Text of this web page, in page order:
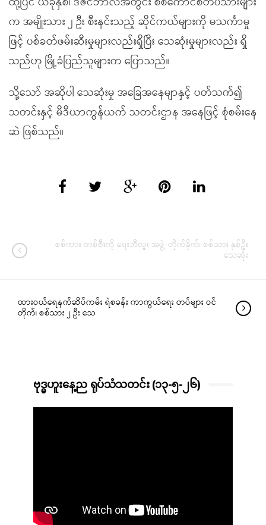
က အမျိုးသား ၂ ဦး စီးနင်းသည့် ဆိုင်ကယ်များကို မသင်္ကာမှု
ဖြင့် ပစ်ခတ်ဖမ်းဆီးမှုများလည်းရှိပြီး သေဆုံးမှုများလည်း ရှိ
သည်ဟု မြို့ခံပြည်သူများက ပြောသည်။
သို့သော် အဆိုပါ သေဆုံးမှု အခြေအနေမျာနှင့် ပတ်သက်၍
သတင်းနှင့် မီဒီယာကွန်ယက် သတင်းဌာန အနေဖြင့် စုံစမ်းနေ
ဆဲ ဖြစ်သည်။
စစ်ကား တစ်စီးကို ရေးဘီလူး အဖွဲ့ တိုက်ခိုက်၊ စစ်သား နှစ်ဦး
သေဆုံး
ထားဝယ်ရေနက်ဆိပ်ကမ်း ရဲစခန်း ကာကွယ်ရေး တပ်များ ဝင်
တိုက်၊ စစ်သား ၂ ဦး သေ
ဗုဒ္ဓဟူးနေ့ည ရုပ်သံသတင်း (၁၃-၅-၂၆)